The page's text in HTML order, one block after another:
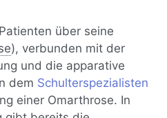
über seine
), verbunden mit der
und die apparative
dem Schulterspezialisten
einer Omarthrose. In